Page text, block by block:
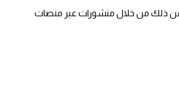
عن ذلك من خلال منشورات عبر منصات